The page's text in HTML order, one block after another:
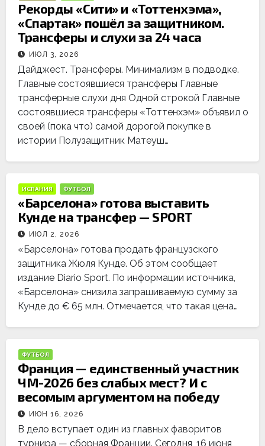
Рекорды «Сити» и «Тоттенхэма»,
«Спартак» пошёл за защитником.
Трансферы и слухи за 24 часа
ИЮЛ 3, 2026
Дайджест. Трансферы. Минимализм в подводке.
Главные состоявшиеся трансферы Главные
трансферные слухи дня Одной строкой Главные
состоявшиеся трансферы «Тоттенхэм» объявил о
своей (пока что) самой дорогой покупке в
истории Полузащитник Матеуш…
ИСПАНИЯ ФУТБОЛ
«Барселона» готова выставить
Кунде на трансфер — SPORT
ИЮЛ 2, 2026
«Барселона» готова продать французского
защитника Жюля Кунде. Об этом сообщает
издание Diario Sport. По информации источника,
«Барселона» снизила запрашиваемую сумму за
Кунде до € 65 млн. Отмечается, что такая цена…
ФУТБОЛ
Франция — единственный участник
ЧМ-2026 без слабых мест? И с
весомым аргументом на победу
ИЮН 16, 2026
В дело вступает один из главных фаворитов
турнира — сборная Франции. Сегодня, 16 июня,